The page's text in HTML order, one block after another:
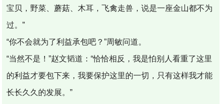
宝贝，野菜、蘑菇、木耳，飞禽走兽，说是一座金山都不为
过。”
“你不会就为了利益承包吧？”周敏问道。
“当然不是！”赵文韬道：“恰恰相反，我是怕别人看重了这里
的利益才要包下来，我要保护这里的一切，只有这样我才能
长长久久的发展。”